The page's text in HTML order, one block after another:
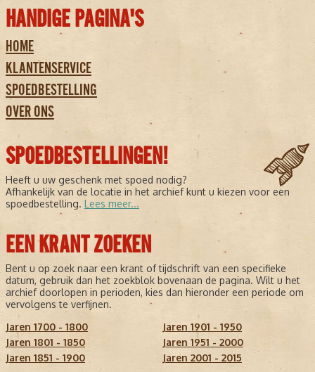
HANDIGE PAGINA'S
HOME
KLANTENSERVICE
SPOEDBESTELLING
OVER ONS
SPOEDBESTELLINGEN!
Heeft u uw geschenk met spoed nodig?
Afhankelijk van de locatie in het archief kunt u kiezen voor een
spoedbestelling. Lees meer...
EEN KRANT ZOEKEN
Bent u op zoek naar een krant of tijdschrift van een specifieke
datum, gebruik dan het zoekblok bovenaan de pagina. Wilt u het
archief doorlopen in perioden, kies dan hieronder een periode om
vervolgens te verfijnen.
Jaren 1700 - 1800
Jaren 1801 - 1850
Jaren 1851 - 1900
Jaren 1901 - 1950
Jaren 1951 - 2000
Jaren 2001 - 2015